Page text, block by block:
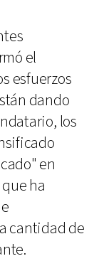
el
esfuerzos
dando
los
en
ha
cantidad de